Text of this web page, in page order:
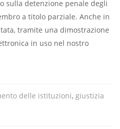
sulla detenzione penale degli
a titolo parziale. Anche in
tramite una dimostrazione
in uso nel nostro
delle istituzioni, giustizia